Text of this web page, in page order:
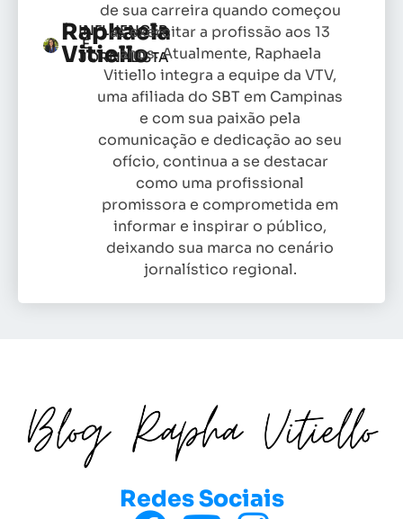
Raphaela
Vitiello
INFLUENCER
E
JORNALISTA
de sua carreira quando começou
as exercitar a profissão aos 13
anos. Atualmente, Raphaela
Vitiello integra a equipe da VTV,
uma afiliada do SBT em Campinas
e com sua paixão pela
comunicação e dedicação ao seu
ofício, continua a se destacar
como uma profissional
promissora e comprometida em
informar e inspirar o público,
deixando sua marca no cenário
jornalístico regional.
Redes Sociais